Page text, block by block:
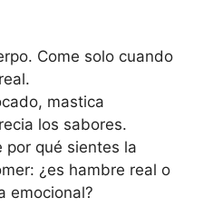
Come solo cuando
mastica
los sabores.
por qué sientes la
¿es hambre real o
emocional?